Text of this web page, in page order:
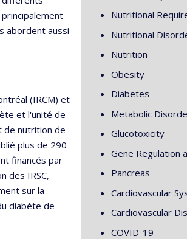
abordent aussi
(IRCM) et
et l'unité de
de nutrition de
plus de 290
financés par
des IRSC,
sur la
diabète de
Nutritional
Nutritional
Nutrition
Obesity
Diabetes
Metabolic
Glucotoxicity
Gene Regulation
Pancreas
Cardiovascular
Cardiovascular
COVID-19